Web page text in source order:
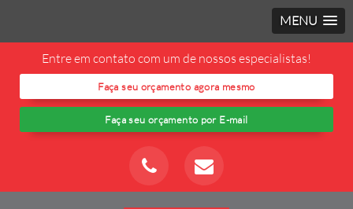
MENU
Entre em contato com um de nossos especialistas!
Faça seu orçamento agora mesmo
Faça seu orçamento por E-mail